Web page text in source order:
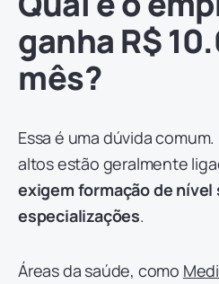
ganha R$
mês?
Essa é uma dúvida
altos estão geralmente
exigem formação de nível
especializações.
Áreas da saúde, como